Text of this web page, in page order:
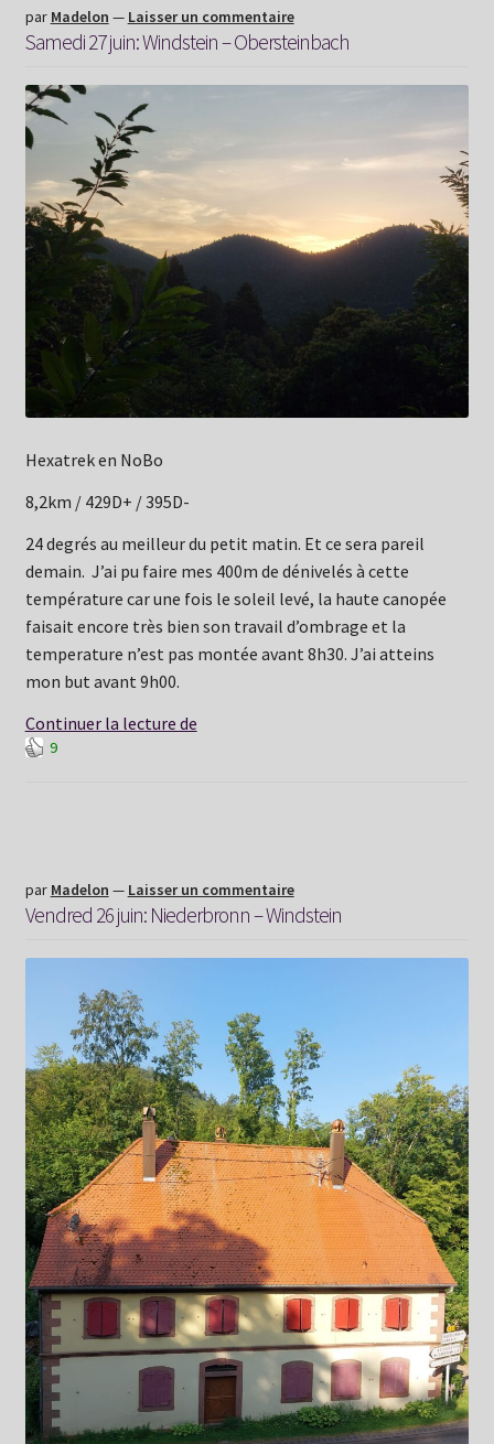
par Madelon — Laisser un commentaire
Samedi 27 juin: Windstein – Obersteinbach
Hexatrek en NoBo
8,2km / 429D+ / 395D-
24 degrés au meilleur du petit matin. Et ce sera pareil
demain. J’ai pu faire mes 400m de dénivelés à cette
température car une fois le soleil levé, la haute canopée
faisait encore très bien son travail d’ombrage et la
temperature n’est pas montée avant 8h30. J’ai atteins
mon but avant 9h00.
Continuer la lecture deSamedi
9
par Madelon — Laisser un commentaire
Vendred 26 juin: Niederbronn – Windstein